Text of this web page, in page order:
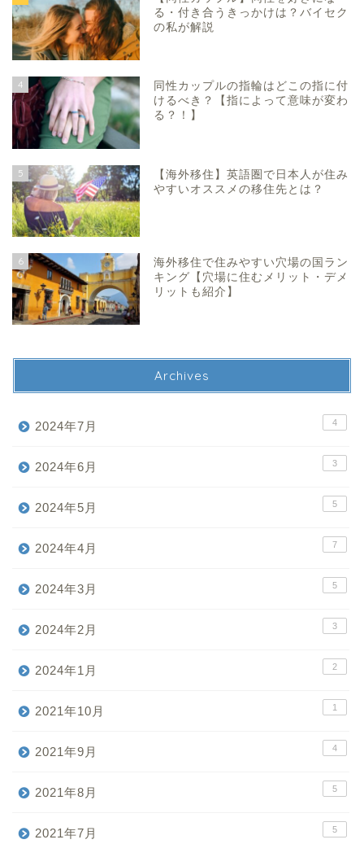
る・付き合うきっかけは？バイセク
の私が解説
4
同性カップルの指輪はどこの指に付
けるべき？【指によって意味が変わ
る？！】
5
【海外移住】英語圏で日本人が住み
やすいオススメの移住先とは？
6
海外移住で住みやすい穴場の国ラン
キング【穴場に住むメリット・デメ
リットも紹介】
Archives
2024年7月 4
2024年6月 3
2024年5月 5
2024年4月 7
2024年3月 5
2024年2月 3
2024年1月 2
2021年10月 1
2021年9月 4
2021年8月 5
2021年7月 5